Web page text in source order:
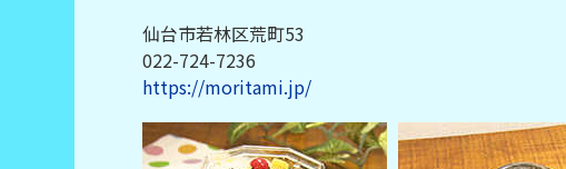
仙台市若林区荒町53
022-724-7236
https://moritami.jp/